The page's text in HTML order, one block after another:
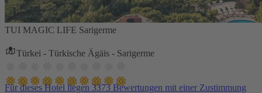
TUI MAGIC LIFE Sarigerme
Türkei - Türkische Ägäis - Sarigerme
Für dieses Hotel liegen 3373 Bewertungen mit einer Zustimmung